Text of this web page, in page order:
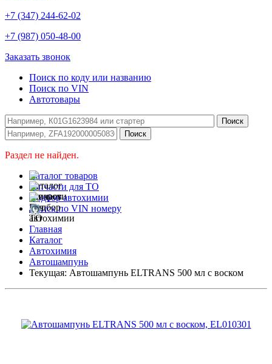
+7 (347) 244-62-02
+7 (987) 050-48-00
Заказать звонок
Поиск по коду или названию
Поиск по VIN
Автотовары
Раздел не найден.
Каталог товаров
Запчасти для ТО
Подбор автохимии
Поиск по VIN номеру
Главная
Каталог
Автохимия
Автошампунь
Текущая: Автошампунь ELTRANS 500 мл с воском